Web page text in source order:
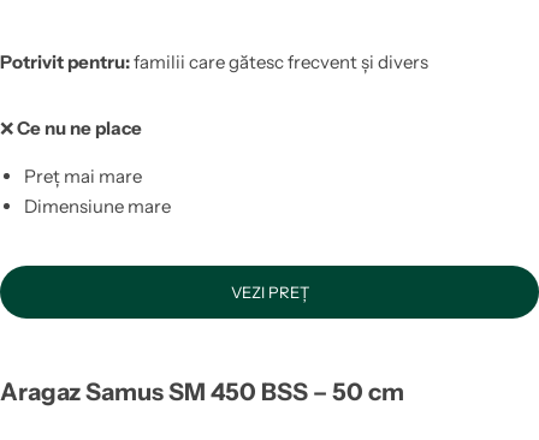
Potrivit pentru:familii care gătesc frecvent și divers
❌Ce nu ne place
Preț mai mare
Dimensiune mare
VEZI PREȚ
Aragaz Samus SM 450 BSS – 50 cm